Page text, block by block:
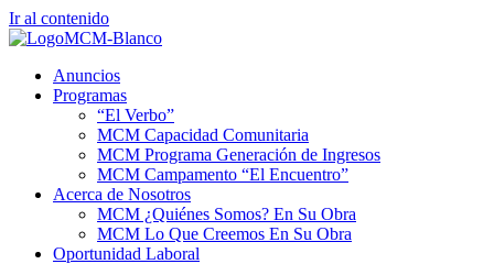
Ir al contenido
Anuncios
Programas
“El Verbo”
MCM Capacidad Comunitaria
MCM Programa Generación de Ingresos
MCM Campamento “El Encuentro”
Acerca de Nosotros
MCM ¿Quiénes Somos? En Su Obra
MCM Lo Que Creemos En Su Obra
Oportunidad Laboral